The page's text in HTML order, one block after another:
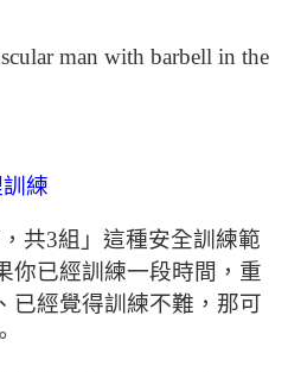
練
共3組」這種安全訓練範
你已經訓練一段時間，重
已經覺得訓練不難，那可